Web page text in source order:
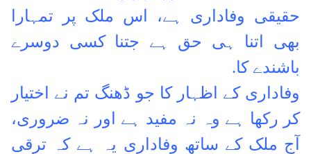
حقیقی وفاداری ہے، اس ملک پر تمہارا
بھی اتنا ہی حق ہے جتنا کسی دوسرے
باشندے کا.
وفاداری کے اظہار کا جو ڈھنگ تم نے اختیار
کر رکھا ہے وہ نہ مفید ہے اور نہ ضروری،
آج ملک کے ساتھ وفاداری یہ ہے کہ ترقی